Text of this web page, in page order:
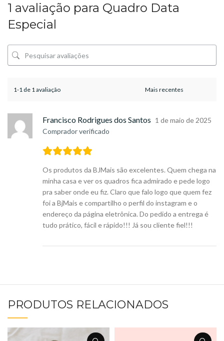
1 avaliação para Quadro Data
Especial
1-1 de 1 avaliação
Francisco Rodrigues dos Santos
Comprador verificado
1 de maio de 2025
Os produtos da BJMais são excelentes. Quem chega na
minha casa e ver os quadros fica admirado e pede logo
pra saber onde eu fiz. Claro que falo logo que quem fez
foi a BjMais e compartilho o perfil do instagram e o
endereço da página eletrônica. Do pedido a entrega é
tudo prático, fácil e rápido!!! Já sou cliente fiel!!!
PRODUTOS RELACIONADOS